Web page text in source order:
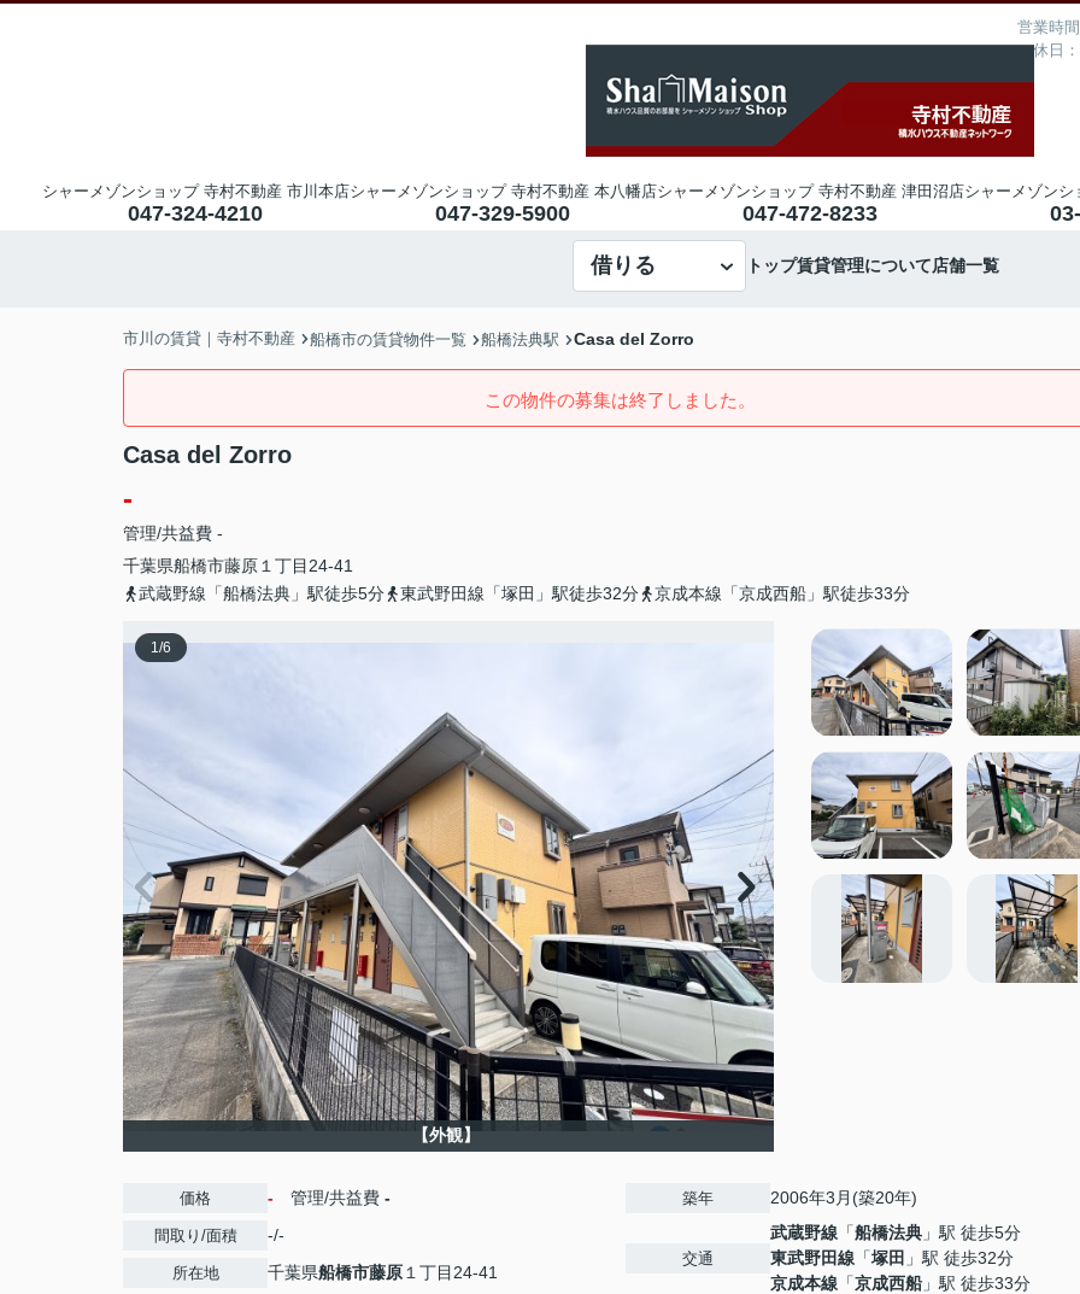
営業時
定休日
シャーメゾンショップ 寺村不動産 市川本店
047-324-4210
シャーメゾンショップ 寺村不動産 本八幡店
047-329-5900
シャーメゾンショップ 寺村不動産 津田沼店
047-472-8233
シャーメゾンシ
借りる トップ賃貸管理について店舗一覧
市川の賃貸｜寺村不動産 船橋市の賃貸物件一覧 船橋法典駅 Casa del Zorro
この物件の募集は終了しました。
Casa del Zorro
-
管理/共益費 -
千葉県船橋市藤原 １丁目24-41
武蔵野線「船橋法典」駅徒歩5分
東武野田線「塚田」駅徒歩32分 京成本線「京成西船」駅徒歩33分
1/6
【外観】
価格 - 管理/共益費 -
間取り/面積 -/-
所在地 千葉県船橋市藤原 １丁目24-41
築年 2006年3月(築20年)
交通
武蔵野線 「船橋法典 」駅 徒歩5分
東武野田線 「塚田 」駅 徒歩32分
京成本線 「京成西船」駅 徒歩33分